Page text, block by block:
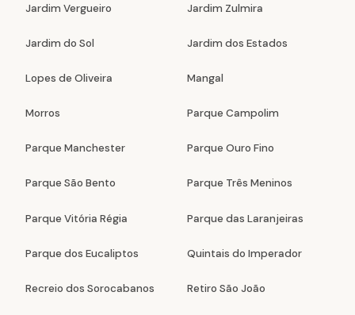
Jardim Vergueiro Jardim Zulmira
Jardim do Sol Jardim dos Estados
Lopes de Oliveira Mangal
Morros Parque Campolim
Parque Manchester Parque Ouro Fino
Parque São Bento Parque Três Meninos
Parque Vitória Régia Parque das Laranjeiras
Parque dos Eucaliptos Quintais do Imperador
Recreio dos Sorocabanos Retiro São João